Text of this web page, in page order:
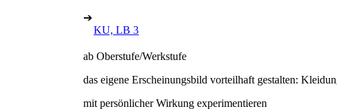
➔
KU, LB 3
ab Oberstufe/Werkstufe
das eigene Erscheinungsbild vorteilhaft gestalten:
mit persönlicher Wirkung experimentieren